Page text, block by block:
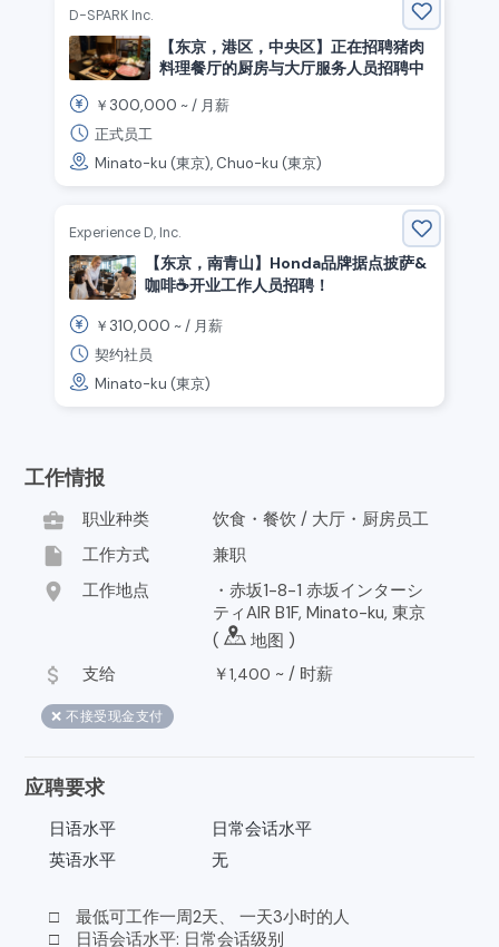
D-SPARK Inc.
【东京，港区，中央区】正在招聘猪肉
料理餐厅的厨房与大厅服务人员招聘中
￥ 300,000 ~ / 月薪
正式员工
Minato-ku (東京), Chuo-ku (東京)
Experience D, Inc.
【东京，南青山】Honda品牌据点披萨&
咖啡☕️开业工作人员招聘！
￥ 310,000 ~ / 月薪
契约社员
Minato-ku (東京)
工作情报
business_center
职业种类 饮食・餐饮 / 大厅・厨房员工
insert_drive_file 工作方式 兼职
location_on 工作地点
・赤坂1-8-1 赤坂インターシ
ティAIR B1F, Minato-ku, 東京
(
地图 )
attach_money 支给 ￥1,400 ~ / 时薪
❌ 不接受现金支付
应聘要求
日语水平
日常会话水平
英语水平
无
□ 最低可工作一周2天、 一天3小时的人
□ 日语会话水平: 日常会话级别